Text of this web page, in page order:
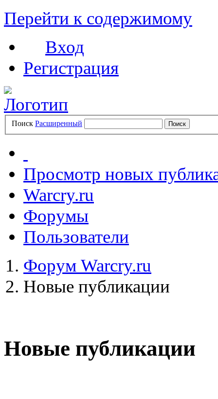
Перейти к содержимому
Вход
Регистрация
Поиск Расширенный
Просмотр новых
Warcry.ru
Форумы
Пользователи
Форум Warcry.ru
Новые публикации
Новые публикации